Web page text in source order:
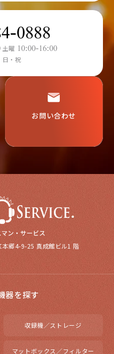
0888
土曜 10:00-16:00
日・祝
お問い合わせ
郷4-9-25 真成館ビル1 階
器を探す
収録機／ストレージ
マットボックス／フィルター